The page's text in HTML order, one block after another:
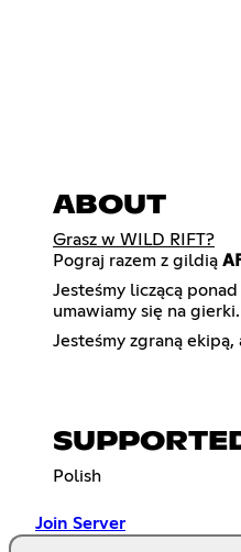
ABOUT
Grasz w WILD RIFT?
Pograj razem z gildią
Jesteśmy liczącą
umawiamy się na
Jesteśmy zgraną
Polish
Join Server